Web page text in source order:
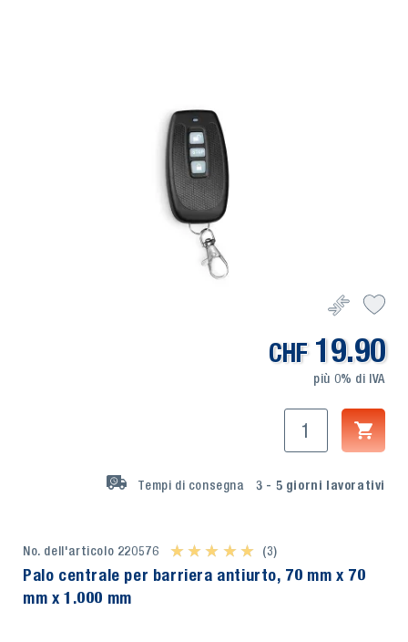
19.90
CHF
più 0% di IVA
Tempi di consegna 3 - 5 giorni lavorativi
No. dell'articolo 220576 ★ ★ ★ ★ ★
★ ★ ★ ★ ★ (3)
Palo centrale per barriera antiurto, 70 mm x 70
mm x 1.000 mm